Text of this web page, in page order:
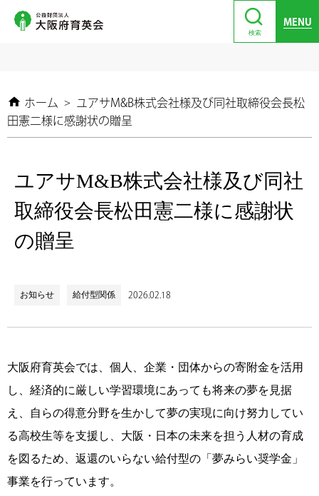
検索
MENU
ホーム >
ユアサM&B株式会社様及び同社取締役会長松
田憲二様に感謝状の贈呈
ユアサM&B株式会社様及び同社
取締役会長松田憲二様に感謝状
の贈呈
お知らせ 給付型関係 2026.02.18
大阪府育英会では、個人、企業・団体からの寄附金を活用
し、経済的に厳しい学習環境にあっても将来の夢を見据
え、自らの得意分野を生かして夢の実現に向け努力してい
る高校生等を支援し、大阪・日本の未来を担う人材の育成
を図るため、返還のいらない給付型の「夢みらい奨学金」
事業を行っています。